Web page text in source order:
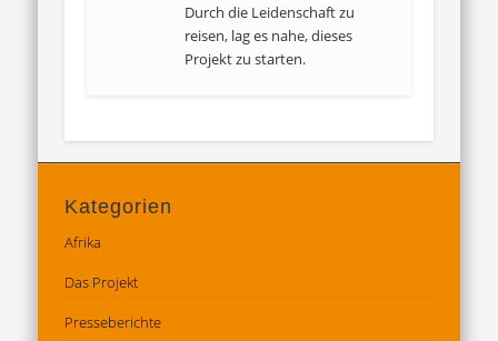
Durch die Leidenschaft zu
reisen, lag es nahe, dieses
Projekt zu starten.
Kategorien
Afrika
Das Projekt
Presseberichte